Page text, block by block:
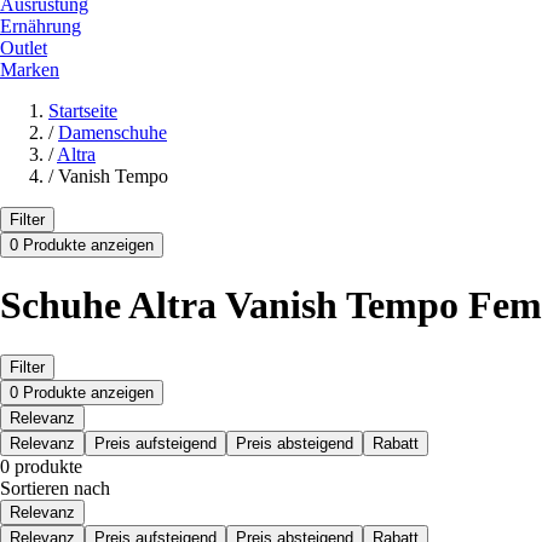
Ausrüstung
Ernährung
Outlet
Marken
Startseite
/ Damenschuhe
/ Altra
/ Vanish Tempo
Filter
0 Produkte anzeigen
Schuhe Altra Vanish Tempo
Filter
0 Produkte anzeigen
Relevanz
Relevanz
Preis aufsteigend Preis absteigend Rabatt
0 produkte
Sortieren nach
Relevanz
Relevanz
Preis aufsteigend Preis absteigend Rabatt